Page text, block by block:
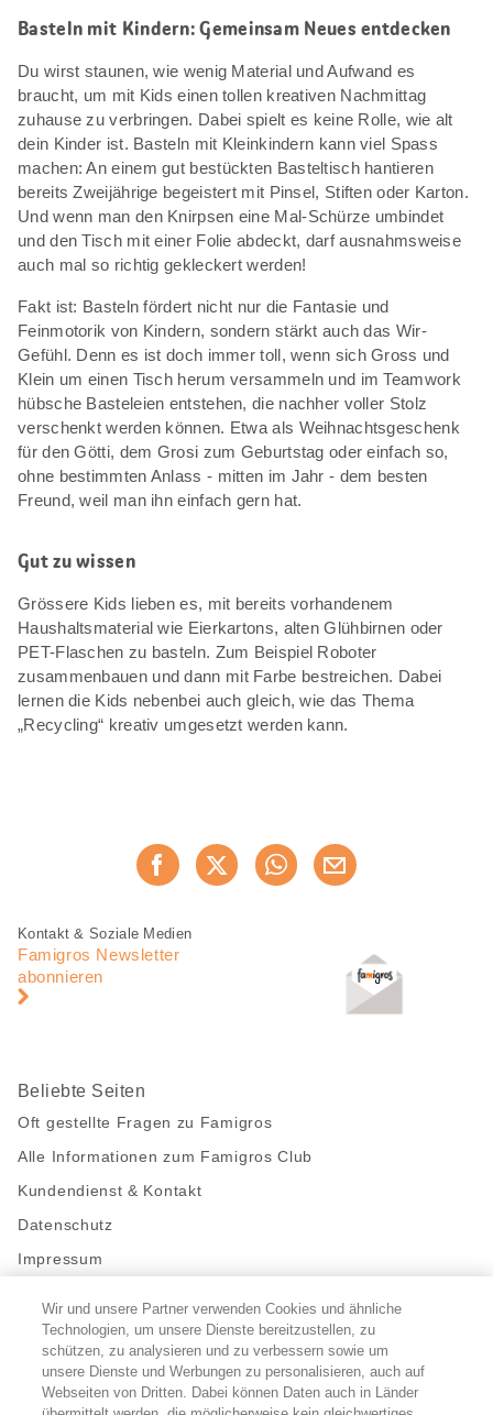
Basteln mit Kindern: Gemeinsam Neues entdecken
Du wirst staunen, wie wenig Material und Aufwand es
braucht, um mit Kids einen tollen kreativen Nachmittag
zuhause zu verbringen. Dabei spielt es keine Rolle, wie alt
dein Kinder ist. Basteln mit Kleinkindern kann viel Spass
machen: An einem gut bestückten Basteltisch hantieren
bereits Zweijährige begeistert mit Pinsel, Stiften oder Karton.
Und wenn man den Knirpsen eine Mal-Schürze umbindet
und den Tisch mit einer Folie abdeckt, darf ausnahmsweise
auch mal so richtig gekleckert werden!
Fakt ist: Basteln fördert nicht nur die Fantasie und
Feinmotorik von Kindern, sondern stärkt auch das Wir-
Gefühl. Denn es ist doch immer toll, wenn sich Gross und
Klein um einen Tisch herum versammeln und im Teamwork
hübsche Basteleien entstehen, die nachher voller Stolz
verschenkt werden können. Etwa als Weihnachtsgeschenk
für den Götti, dem Grosi zum Geburtstag oder einfach so,
ohne bestimmten Anlass - mitten im Jahr - dem besten
Freund, weil man ihn einfach gern hat.
Gut zu wissen
Grössere Kids lieben es, mit bereits vorhandenem
Haushaltsmaterial wie Eierkartons, alten Glühbirnen oder
PET-Flaschen zu basteln. Zum Beispiel Roboter
zusammenbauen und dann mit Farbe bestreichen. Dabei
lernen die Kids nebenbei auch gleich, wie das Thema
„Recycling“ kreativ umgesetzt werden kann.
Jetzt weiterempfehlen
Fusszeile
Fusszeile
Navigation
Kontakt & Soziale Medien
Famigros Newsletter
abonnieren
Beliebte Seiten
Oft gestellte Fragen zu Famigros
Alle Informationen zum Famigros Club
Kundendienst & Kontakt
Datenschutz
Impressum
Bleibe mit uns in Kontakt
Facebook
https://twitter.com/migros
https://www.youtube.com/user/
PinterestInstagram
Wir und unsere Partner verwenden Cookies und ähnliche
Technologien, um unsere Dienste bereitzustellen, zu
schützen, zu analysieren und zu verbessern sowie um
unsere Dienste und Werbungen zu personalisieren, auch auf
Webseiten von Dritten. Dabei können Daten auch in Länder